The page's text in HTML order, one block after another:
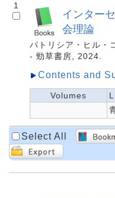
1
インター
会理論
パトリシア・ヒル・
- 勁草書房, 2024.
Contents and
Volumes
Select All